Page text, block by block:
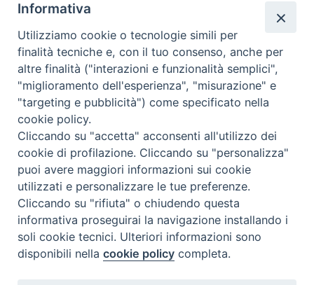
Contatti & Info
C.ne Aurelia, 50 – 00165 Roma
Contatti
Informativa
Utilizziamo cookie o tecnologie simili per
finalità tecniche e, con il tuo consenso, anche per
altre finalità ("interazioni e funzionalità semplici",
"miglioramento dell'esperienza", "misurazione" e
"targeting e pubblicità") come specificato nella
cookie policy.
Cliccando su "accetta" acconsenti all'utilizzo dei
cookie di profilazione. Cliccando su "personalizza"
puoi avere maggiori informazioni sui cookie
utilizzati e personalizzare le tue preferenze.
Cliccando su "rifiuta" o chiudendo questa
informativa proseguirai la navigazione installando i
soli cookie tecnici. Ulteriori informazioni sono
disponibili nellacookie policy completa.